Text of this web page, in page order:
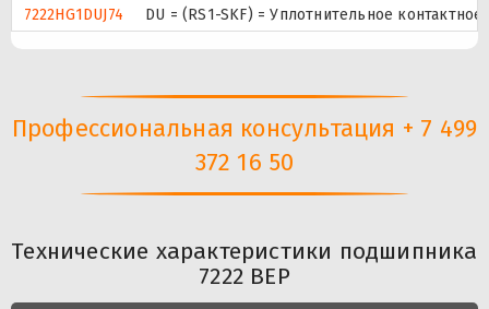
7222HG1DUJ74 DU = (RS1-SKF) = Уплотнительное
Профессиональная консультация + 7 499
372 16 50
Технические характеристики подшипника
7222 BEP